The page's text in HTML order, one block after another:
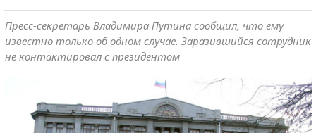
Пресс-секретарь Владимира Путина сообщил, что ему
известно только об одном случае. Заразившийся сотрудник
не контактировал с президентом